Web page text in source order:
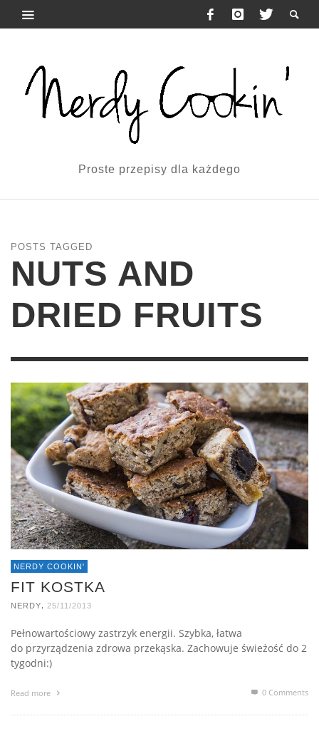
Proste przepisy dla każdego
POSTS TAGGED
NUTS AND
DRIED FRUITS
NERDY COOKIN'
FIT KOSTKA
NERDY 25/11/2013
Pełnowartościowy zastrzyk energii. Szybka, łatwa
do przyrządzenia zdrowa przekąska. Zachowuje świeżość do 2
tygodni:)
Read more 0 Comments